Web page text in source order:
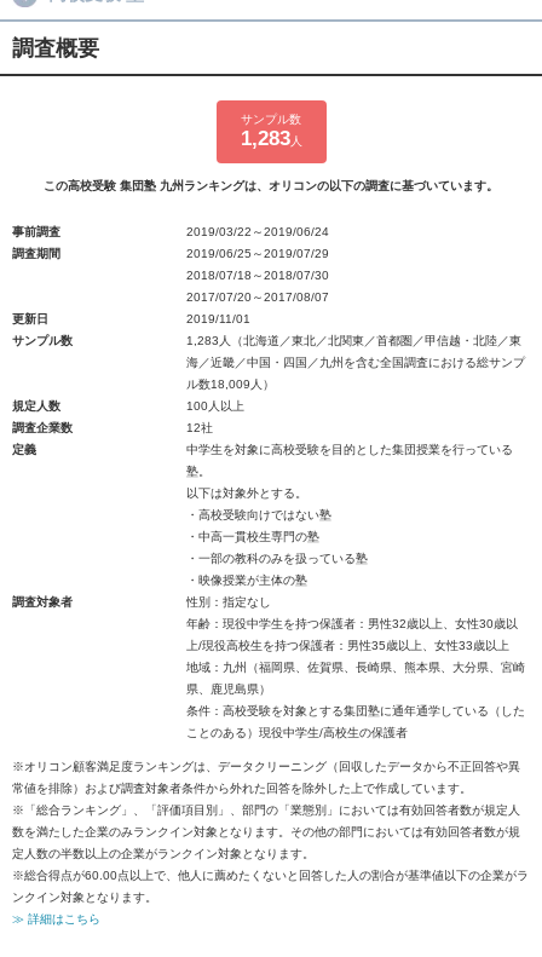
調査概要
サンプル数
1,283人
この高校受験 集団塾 九州ランキングは、オリコンの以下の調査に基づいています。
事前調査
2019/03/22～2019/06/24
調査期間
2019/06/25～2019/07/29
2018/07/18～2018/07/30
2017/07/20～2017/08/07
更新日
2019/11/01
サンプル数
1,283人（北海道／東北／北関東／首都圏／甲信越・北陸／東
海／近畿／中国・四国／九州を含む全国調査における総サンプ
ル数18,009人）
規定人数
100人以上
調査企業数
12社
定義
中学生を対象に高校受験を目的とした集団授業を行っている
塾。
以下は対象外とする。
・高校受験向けではない塾
・中高一貫校生専門の塾
・一部の教科のみを扱っている塾
・映像授業が主体の塾
調査対象者
性別：指定なし
年齢：現役中学生を持つ保護者：男性32歳以上、女性30歳以
上/現役高校生を持つ保護者：男性35歳以上、女性33歳以上
地域：九州（福岡県、佐賀県、長崎県、熊本県、大分県、宮崎
県、鹿児島県）
条件：高校受験を対象とする集団塾に通年通学している（した
ことのある）現役中学生/高校生の保護者
※オリコン顧客満足度ランキングは、データクリーニング（回収したデータから不正回答や異
常値を排除）および調査対象者条件から外れた回答を除外した上で作成しています。
※「総合ランキング」、「評価項目別」、部門の「業態別」においては有効回答者数が規定人
数を満たした企業のみランクイン対象となります。その他の部門においては有効回答者数が規
定人数の半数以上の企業がランクイン対象となります。
※総合得点が60.00点以上で、他人に薦めたくないと回答した人の割合が基準値以下の企業がラ
ンクイン対象となります。
≫ 詳細はこちら